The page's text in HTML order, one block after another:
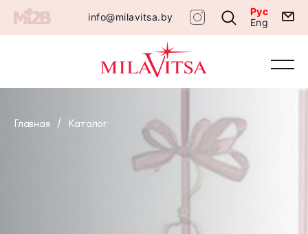
info@milavitsa.by
Рус
Eng
Главная Каталог